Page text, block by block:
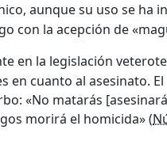
aunque su uso se ha
con la acepción de
en la legislación
en cuanto al asesinato.
«No matarás
morirá el homicida» (